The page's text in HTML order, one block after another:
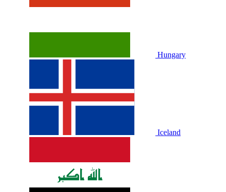
Hungary
Iceland